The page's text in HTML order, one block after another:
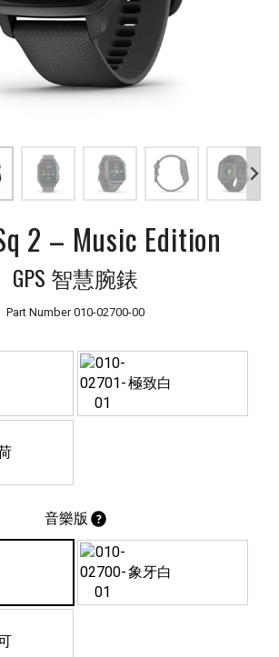
2 – Music Edition
GPS 智慧腕錶
Part Number010-02700-00
極致白
音樂版
象牙白